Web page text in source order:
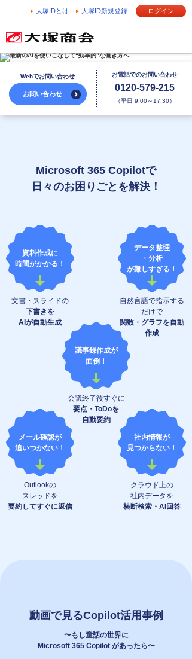
大塚IDとは 大塚ID新規登録 ログイン
Webでお問い合わせ
お問い合わせ
お電話でのお問い合わせ
0120-579-215
（平日 9:00～17:30）
Microsoft 365 Copilotで
日々のお困りごとを解決！
資料作成に
時間がかかる！
文書・スライドの
下書きを
AIが自動生成
データ整理
・分析
が難しすぎる！
自然言語で指示する
だけで
関数・グラフを自動
作成
議事録作成が
面倒！
会議終了後すぐに
要点・ToDoを
自動要約
メール確認が
追いつかない！
Outlookの
スレッドを
要約してすぐに返信
社内情報が
見つからない！
クラウド上の
社内データを
横断検索・AI回答
動画で見るCopilot活用事例
〜もし童話の世界に
Microsoft 365 Copilot があったら〜